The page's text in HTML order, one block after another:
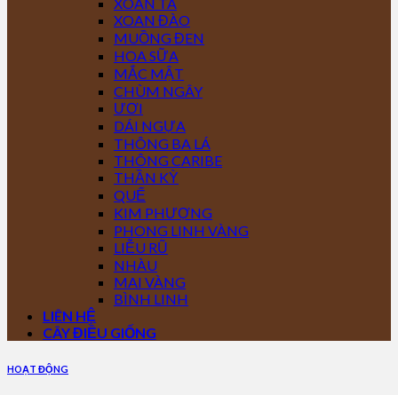
XOAN ĐÀO
MUỒNG ĐEN
HOA SỮA
MẮC MẬT
CHÙM NGÂY
ƯƠI
DÁI NGỰA
THÔNG BA LÁ
THÔNG CARIBE
THẦN KỲ
QUẾ
KIM PHƯỢNG
PHONG LINH VÀNG
LIỄU RŨ
NHÀU
MAI VÀNG
BÌNH LINH
LIÊN HỆ
CÂY ĐIỀU GIỐNG
HOẠT ĐỘNG